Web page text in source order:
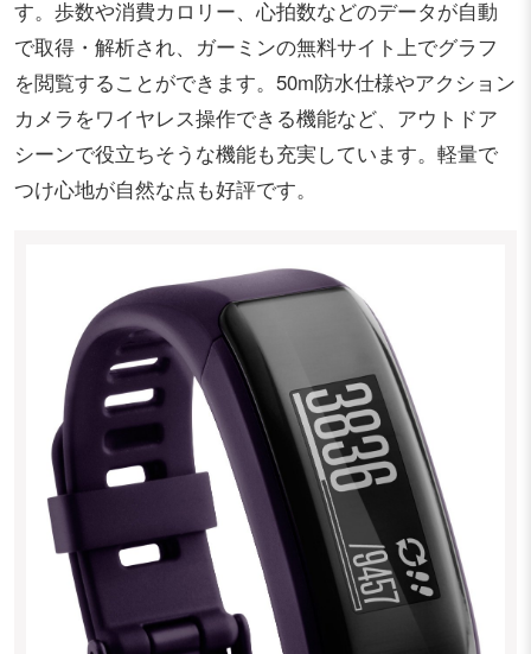
す。歩数や消費カロリー、心拍数などのデータが自動
で取得・解析され、ガーミンの無料サイト上でグラフ
を閲覧することができます。50m防水仕様やアクション
カメラをワイヤレス操作できる機能など、アウトドア
シーンで役立ちそうな機能も充実しています。軽量で
つけ心地が自然な点も好評です。